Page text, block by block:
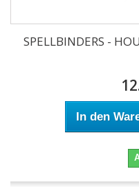
SPELLBINDERS -
In den